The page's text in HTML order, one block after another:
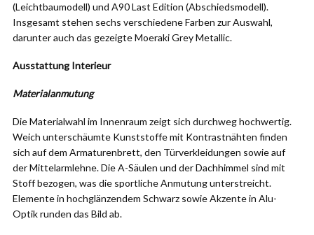
(Leichtbaumodell) und A90 Last Edition (Abschiedsmodell).
Insgesamt stehen sechs verschiedene Farben zur Auswahl,
darunter auch das gezeigte Moeraki Grey Metallic.
Ausstattung Interieur
Materialanmutung
Die Materialwahl im Innenraum zeigt sich durchweg hochwertig.
Weich unterschäumte Kunststoffe mit Kontrastnähten finden
sich auf dem Armaturenbrett, den Türverkleidungen sowie auf
der Mittelarmlehne. Die A-Säulen und der Dachhimmel sind mit
Stoff bezogen, was die sportliche Anmutung unterstreicht.
Elemente in hochglänzendem Schwarz sowie Akzente in Alu-
Optik runden das Bild ab.